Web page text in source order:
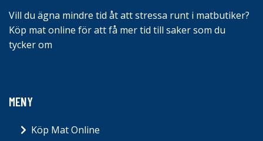
Vill du ägna mindre tid åt att stressa runt i matbutiker?
Köp mat online för att få mer tid till saker som du
tycker om
MENY
Köp Mat Online